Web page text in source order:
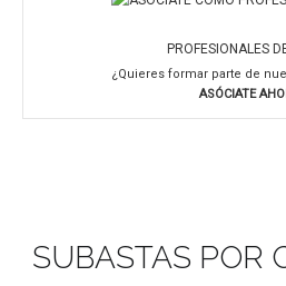
PROFESIONALES
¿Quieres formar parte de
ASÓCIATE
SUBASTAS POR